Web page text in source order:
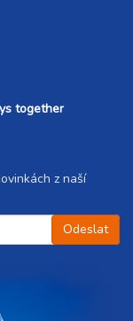
together
z naší